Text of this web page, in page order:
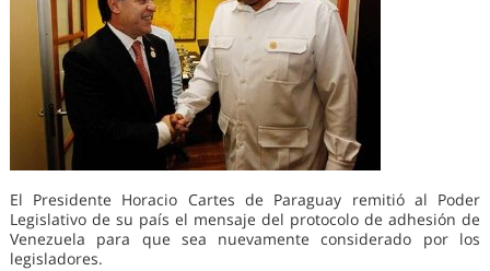
El Presidente Horacio Cartes de Paraguay remitió al Poder
Legislativo de su país el mensaje del protocolo de adhesión de
Venezuela para que sea nuevamente considerado por los
legisladores.